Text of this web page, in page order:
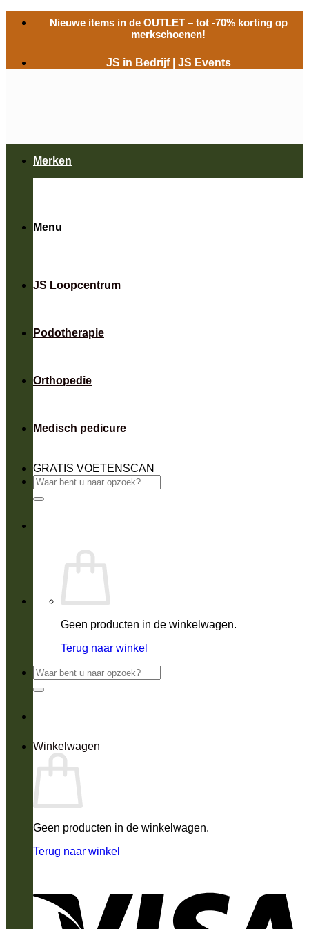
naar
Nieuwe items in de OUTLET– tot -70% korting op
merkschoenen!
JS in Bedrijf JS Events
Menu
JS Loopcentrum
Podotherapie
Orthopedie
Medisch pedicure
GRATIS VOETENSCAN
Zoeken
naar:
Geen producten in de winkelwagen.
Terug naar winkel
Zoeken
naar:
Winkelwagen
Geen producten in de winkelwagen.
Terug naar winkel
Merken